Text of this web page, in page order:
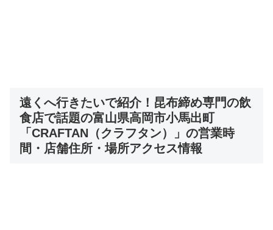
遠くへ行きたいで紹介！ 昆布締め専門の飲
食店で話題の富山県高岡市小馬出町
「CRAFTAN（クラフタン）」 の営業時
間・店舗住所・場所アクセス情報